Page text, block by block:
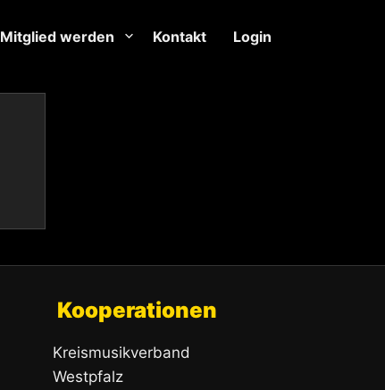
Mitglied werden Kontakt Login
Kooperationen
Kreismusikverband
Westpfalz